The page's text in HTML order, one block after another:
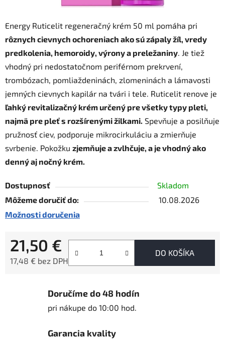
Energy Ruticelit regeneračný krém 50 ml pomáha pri
rôznych cievnych ochoreniach ako sú zápaly žíl, vredy
predkolenia, hemoroidy, výrony a preležaniny. Je tiež
vhodný pri nedostatočnom periférnom prekrvení,
trombózach, pomliaždeninách, zlomeninách a lámavosti
jemných cievnych kapilár na tvári i tele. Ruticelit renove je
ľahký revitalizačný krém určený pre všetky typy pleti,
najmä pre pleť s rozšírenými žilkami. Spevňuje a posilňuje
pružnosť ciev, podporuje mikrocirkuláciu a zmierňuje
svrbenie. Pokožku zjemňuje a zvlhčuje, a je vhodný ako
denný aj nočný krém.
Dostupnosť
Skladom
Môžeme doručiť do:
10.08.2026
Možnosti doručenia
21,50 €
17,48 € bez DPH
DO KOŠÍKA
Doručíme do 48 hodín
pri nákupe do 10:00 hod.
Garancia kvality